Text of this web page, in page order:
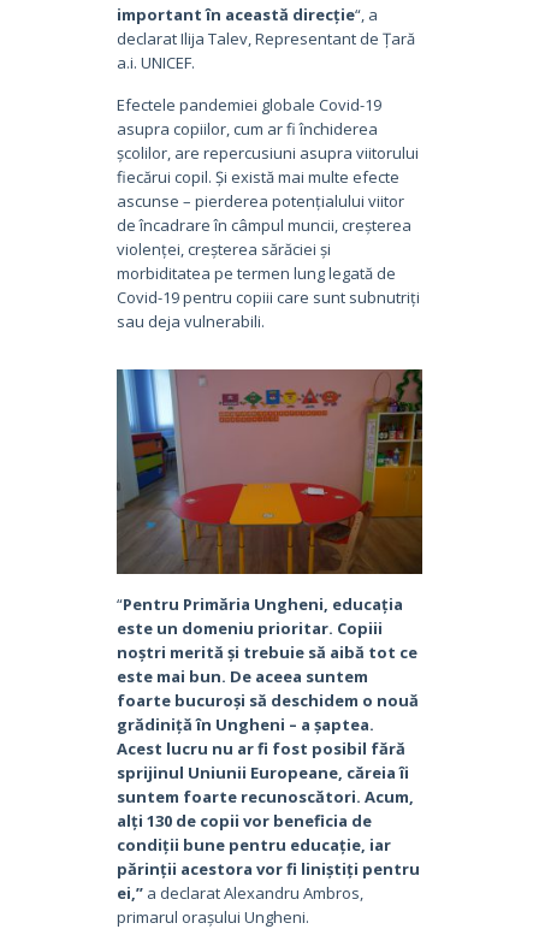
important în această direcție“, a
declarat Ilija Talev, Representant de Țară
a.i. UNICEF.
Efectele pandemiei globale Covid-19
asupra copiilor, cum ar fi închiderea
școlilor, are repercusiuni asupra viitorului
fiecărui copil. Și există mai multe efecte
ascunse – pierderea potențialului viitor
de încadrare în câmpul muncii, creșterea
violenței, creșterea sărăciei și
morbiditatea pe termen lung legată de
Covid-19 pentru copiii care sunt subnutriți
sau deja vulnerabili.
“Pentru Primăria Ungheni, educația
este un domeniu prioritar. Copiii
noștri merită și trebuie să aibă tot ce
este mai bun. De aceea suntem
foarte bucuroși să deschidem o nouă
grădiniță în Ungheni – a șaptea.
Acest lucru nu ar fi fost posibil fără
sprijinul Uniunii Europeane, căreia îi
suntem foarte recunoscători. Acum,
alți 130 de copii vor beneficia de
condiții bune pentru educație, iar
părinții acestora vor fi liniștiți pentru
ei,”a declarat Alexandru Ambros,
primarul orașului Ungheni.